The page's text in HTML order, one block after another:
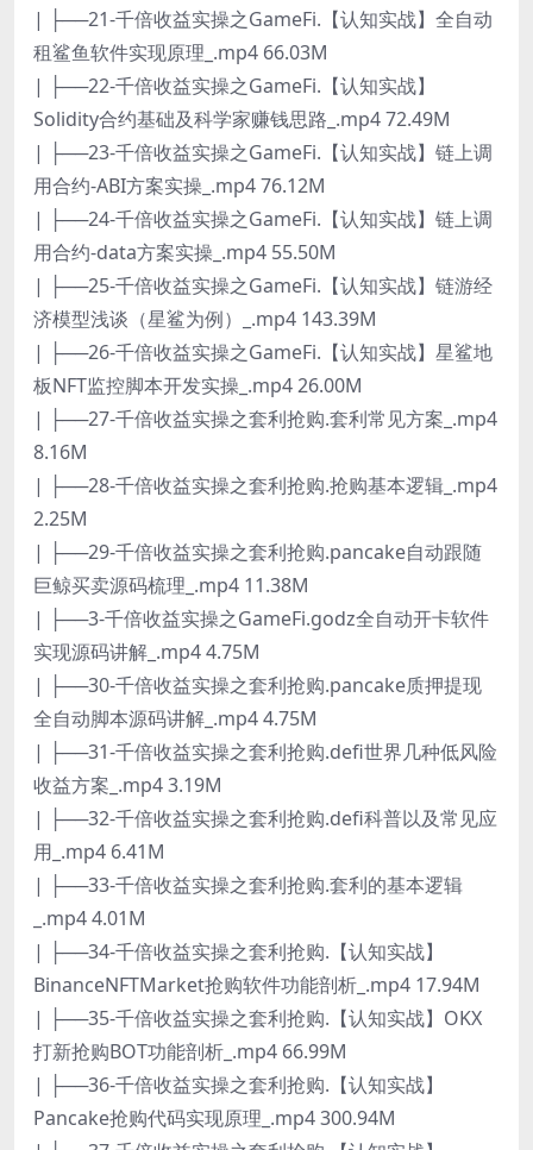
| ├──21-千倍收益实操之GameFi.【认知实战】全自动
租鲨鱼软件实现原理_.mp4 66.03M
| ├──22-千倍收益实操之GameFi.【认知实战】
Solidity合约基础及科学家赚钱思路_.mp4 72.49M
| ├──23-千倍收益实操之GameFi.【认知实战】链上调
用合约-ABI方案实操_.mp4 76.12M
| ├──24-千倍收益实操之GameFi.【认知实战】链上调
用合约-data方案实操_.mp4 55.50M
| ├──25-千倍收益实操之GameFi.【认知实战】链游经
济模型浅谈（星鲨为例）_.mp4 143.39M
| ├──26-千倍收益实操之GameFi.【认知实战】星鲨地
板NFT监控脚本开发实操_.mp4 26.00M
| ├──27-千倍收益实操之套利抢购.套利常见方案_.mp4
8.16M
| ├──28-千倍收益实操之套利抢购.抢购基本逻辑_.mp4
2.25M
| ├──29-千倍收益实操之套利抢购.pancake自动跟随
巨鲸买卖源码梳理_.mp4 11.38M
| ├──3-千倍收益实操之GameFi.godz全自动开卡软件
实现源码讲解_.mp4 4.75M
| ├──30-千倍收益实操之套利抢购.pancake质押提现
全自动脚本源码讲解_.mp4 4.75M
| ├──31-千倍收益实操之套利抢购.defi世界几种低风险
收益方案_.mp4 3.19M
| ├──32-千倍收益实操之套利抢购.defi科普以及常见应
用_.mp4 6.41M
| ├──33-千倍收益实操之套利抢购.套利的基本逻辑
_.mp4 4.01M
| ├──34-千倍收益实操之套利抢购.【认知实战】
BinanceNFTMarket抢购软件功能剖析_.mp4 17.94M
| ├──35-千倍收益实操之套利抢购.【认知实战】OKX
打新抢购BOT功能剖析_.mp4 66.99M
| ├──36-千倍收益实操之套利抢购.【认知实战】
Pancake抢购代码实现原理_.mp4 300.94M